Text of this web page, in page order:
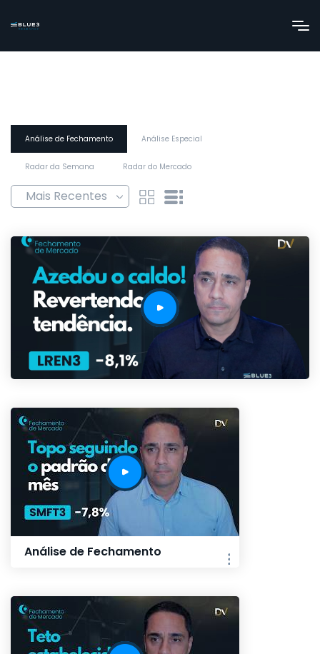
Análise de Fechamento Análise Especial
Radar da Semana Radar do Mercado
Análise de Fechamento